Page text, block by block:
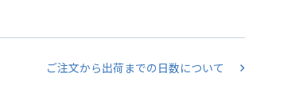
ご注文から出荷までの日数について